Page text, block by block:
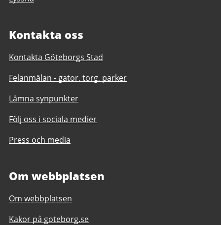
Kontakta oss
Kontakta Göteborgs Stad
Felanmälan - gator, torg, parker
Lämna synpunkter
Följ oss i sociala medier
Press och media
Om webbplatsen
Om webbplatsen
Kakor på goteborg.se